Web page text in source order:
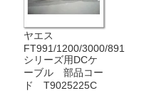
ヤエス
FT991/1200/3000/891
シリーズ用DCケ
ーブル 部品コー
ド T9025225C